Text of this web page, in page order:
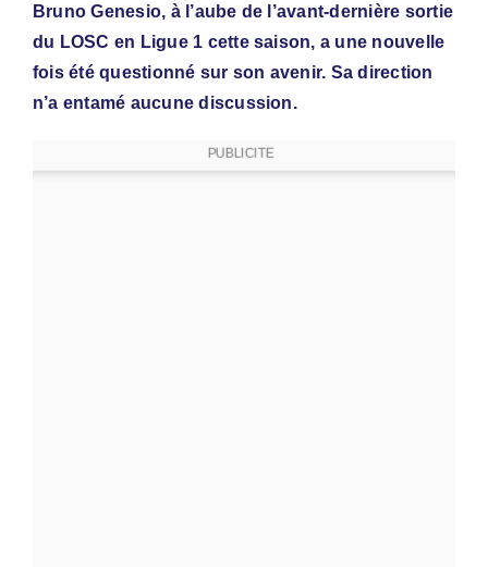
Bruno Genesio, à l’aube de l’avant-dernière sortie
du LOSC en Ligue 1 cette saison, a une nouvelle
fois été questionné sur son avenir. Sa direction
n’a entamé aucune discussion.
PUBLICITE